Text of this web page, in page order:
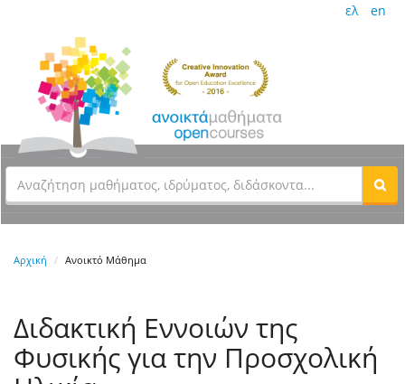
ελ en
Αρχική Ανοικτό Μάθημα
Διδακτική Εννοιών της
Φυσικής για την Προσχολική